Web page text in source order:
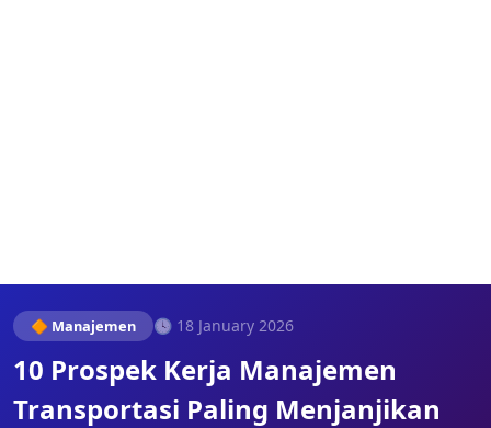
🔶 Manajemen 🕓 18 January 2026
10 Prospek Kerja Manajemen
Transportasi Paling Menjanjikan